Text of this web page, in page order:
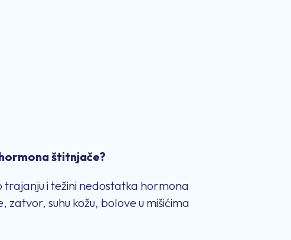
štitnjače?
trajanju i težini nedostatka hormona
suhu kožu, bolove u mišićima